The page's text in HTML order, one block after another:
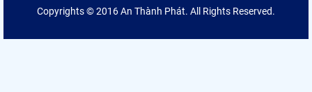
Copyrights © 2016 An Thành Phát. All Rights Reserved.